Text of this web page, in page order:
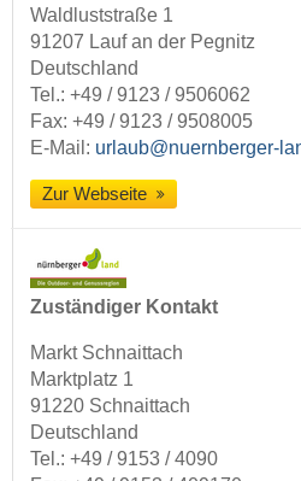
Waldluststraße 1
91207 Lauf an der Pegnitz
Deutschland
Tel.: +49 / 9123 / 9506062
Fax: +49 / 9123 / 9508005
E-Mail: urlaub@nuernberger-
Zur Webseite
Zuständiger Kontakt
Markt Schnaittach
Marktplatz 1
91220 Schnaittach
Deutschland
Tel.: +49 / 9153 / 4090